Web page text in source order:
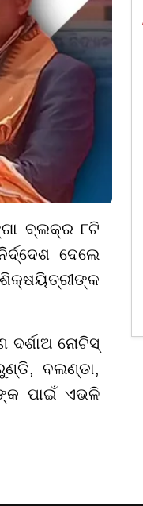
ବ୍ଲକ୍ର ୮ଟି
ଦେଲେ
ଦର୍ଶାଅ ନୋଟିସ୍
ବଲଣ୍ଡା,
ପାଇଁ ଏଭଳି